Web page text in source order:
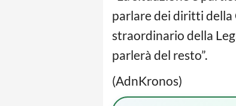
parlare dei diritti della
straordinario della
parlerà del resto”.
(AdnKronos)